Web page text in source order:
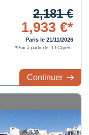
2,181 €
1,933 €*
Paris le 21/11/2026
*Prix à partir de, TTC/pers.
Continuer